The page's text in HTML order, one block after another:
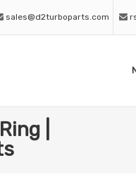
sales@d2turboparts.com
|